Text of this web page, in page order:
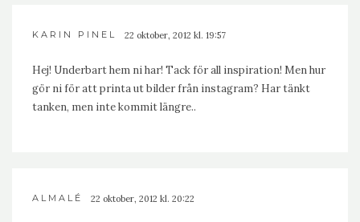
KARIN PINEL 22 oktober, 2012 kl. 19:57
Hej! Underbart hem ni har! Tack för all inspiration! Men hur
gör ni för att printa ut bilder från instagram? Har tänkt
tanken, men inte kommit längre..
ALMALÉ 22 oktober, 2012 kl. 20:22